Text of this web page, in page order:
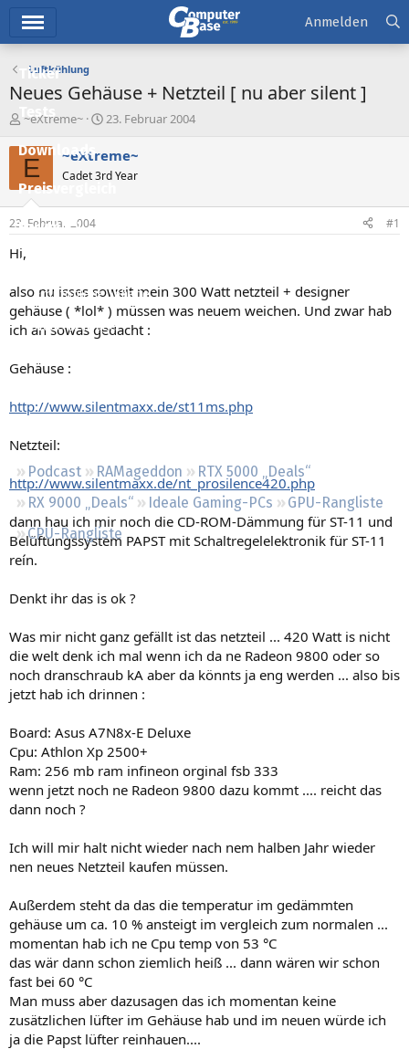
Ticker
Tests
Downloads
Preisvergleich
Forum
Aktuelles
Empfohlene Inhalte
Neue Beiträge
Podcast RAMageddon
RTX 5000 „Deals“
RX 9000 „Deals“
Ideale Gaming-PCs
GPU-Rangliste
CPU-Rangliste
Anmelden
Luftkühlung
Neues Gehäuse + Netzteil [ nu aber silent ]
E
s
e
e
~eXtreme~
E
s
e
t
23. Februar 2004
E ~eXtreme~
Cadet 3rd Year
23. Februar 2004 #1
Hi,
also nu isses soweit mein 300 Watt netzteil + designer
gehäuse ( *lol* ) müssen was neuem weichen. Und zwar hab
ich an sowas gedacht :
Gehäuse :
http://www.silentmaxx.de/st11ms.php
Netzteil:
http://www.silentmaxx.de/nt_prosilence420.php
dann hau ich mir noch die CD-ROM-Dämmung für ST-11 und
Belüftungssystem PAPST mit Schaltregelelektronik für ST-11
reín.
Denkt ihr das is ok ?
Was mir nicht ganz gefällt ist das netzteil ... 420 Watt is nicht
die welt denk ich mal wenn ich da ne Radeon 9800 oder so
noch dranschraub kA aber da könnts ja eng werden ... also bis
jetzt hab ich drinnen :
Board: Asus A7N8x-E Deluxe
Cpu: Athlon Xp 2500+
Ram: 256 mb ram infineon orginal fsb 333
wenn jetzt noch ne Radeon 9800 dazu kommt .... reicht das
dann noch ?
Ich will mir halt nicht wieder nach nem halben Jahr wieder
nen neues Netzteil kaufen müssen.
Außerdem steht da das die temperatur im gedämmten
gehäuse um ca. 10 % ansteigt im vergleich zum normalen ...
momentan hab ich ne Cpu temp von 53 °C
das wär dann schon ziemlich heiß ... dann wären wir schon
fast bei 60 °C
Man muss aber dazusagen das ich momentan keine
zusätzlichen lüfter im Gehäuse hab und im neuen würde ich
ja die Papst lüfter reinhauen....